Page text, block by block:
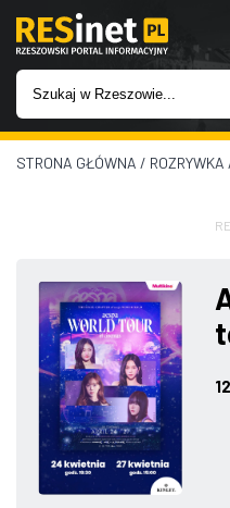
WIADOMOŚCI
IMPREZY
ROZRYWKA
W KINACH
GASTRONOMIA
STRONA GŁÓWNA / ROZRYWKA